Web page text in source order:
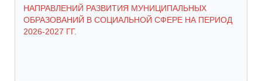
НАПРАВЛЕНИЙ РАЗВИТИЯ МУНИЦИПАЛЬНЫХ
ОБРАЗОВАНИЙ В СОЦИАЛЬНОЙ СФЕРЕ НА ПЕРИОД
2026-2027 ГГ.